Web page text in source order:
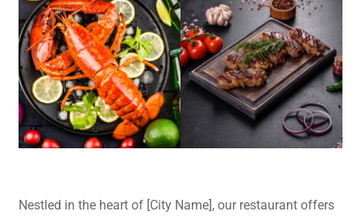
Nestled in the heart of [City Name], our restaurant offers